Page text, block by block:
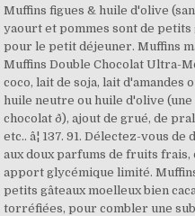
Muffins figues & huile d'olive
yaourt et pommes sont de petits
pour le petit déjeuner. Muffins
Muffins Double Chocolat Ultra-
coco, lait de soja, lait d'amandes
huile neutre ou huile d'olive
chocolat ð), ajout de grué, de
etc.. â¦ 137. 91. Délectez-vous
aux doux parfums de fruits frais,
apport glycémique limité.
petits gâteaux moelleux bien
torréfiées, pour combler une